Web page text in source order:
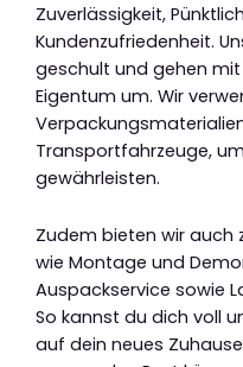
Zuverlässigkeit,
Kundenzufriedenheit.
geschult und gehen
Eigentum um. Wir
Transportfahrzeuge,
gewährleisten.
Zudem bieten wir auch
wie Montage und
Auspackservice sowie
So kannst du dich voll
auf dein neues